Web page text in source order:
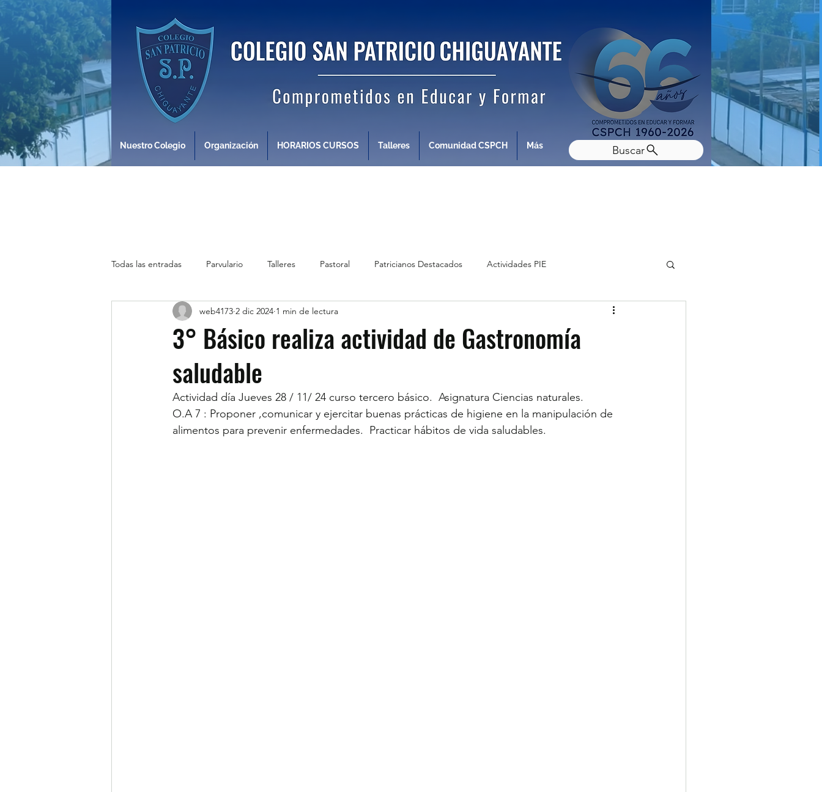
Nuestro Colegio Organización HORARIOS CURSOS Talleres Comunidad CSPCH Más Buscar
Todas las entradas Parvulario Talleres Pastoral Patricianos Destacados Actividades PIE
3° Básico realiza actividad de Gastronomía
saludable
web4173 2 dic 2024 1 min de lectura
Actividad día Jueves 28 / 11/ 24 curso tercero básico.  Asignatura Ciencias naturales.
O.A 7 : Proponer ,comunicar y ejercitar buenas prácticas de higiene en la manipulación de
alimentos para prevenir enfermedades.  Practicar hábitos de vida saludables.